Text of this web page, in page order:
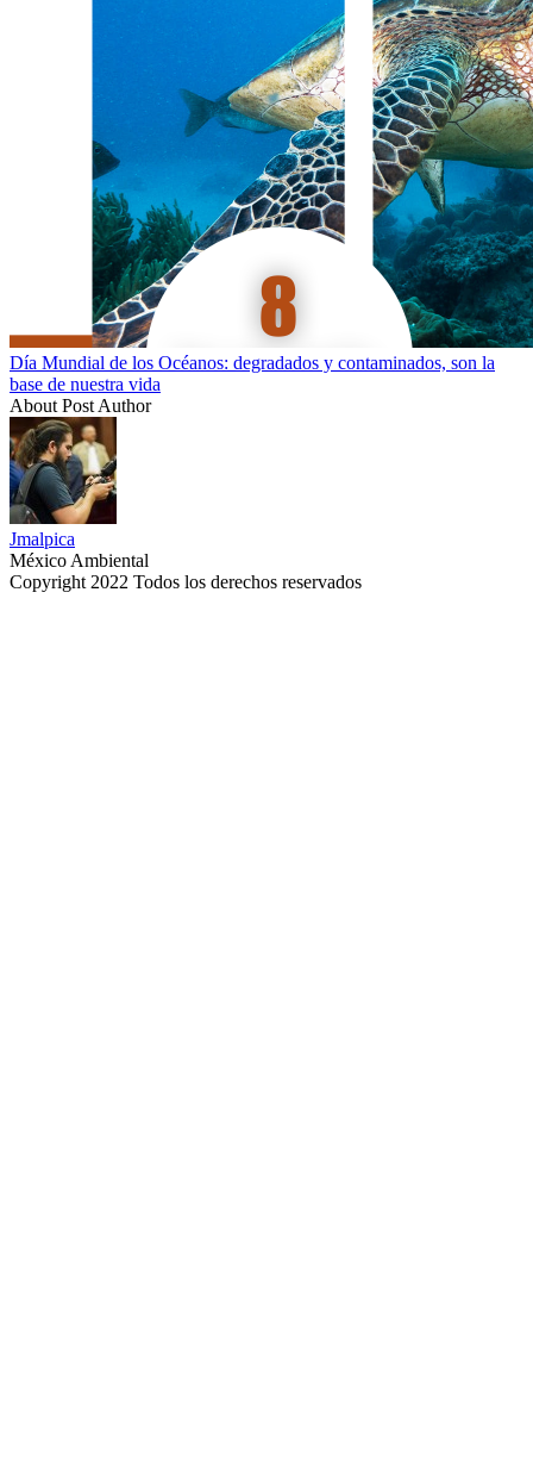
Día Mundial de los Océanos: degradados y contaminados, son la
base de nuestra vida
About Post Author
Jmalpica
México Ambiental
Copyright 2022 Todos los derechos reservados